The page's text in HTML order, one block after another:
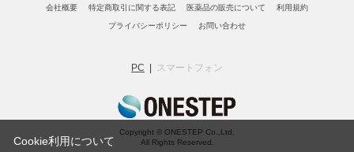
会社概要 特定商取引に関する表記 医薬品の販売について 利用規約
プライバシーポリシー お問い合わせ
PC スマートフォン
Copyright © ONESTEP Co.,Ltd.
All Rights Reserved.
Cookie利用について